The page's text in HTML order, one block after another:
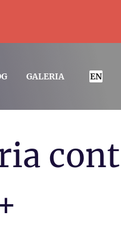
GALERIA EN